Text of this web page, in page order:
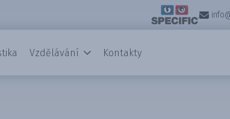
Vzdělávání Kontakty